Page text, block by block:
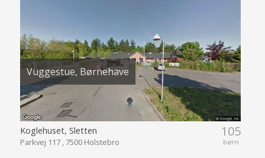
Vuggestue, Børnehave
105
børn
Koglehuset, Sletten
Parkvej 117 , 7500 Holstebro